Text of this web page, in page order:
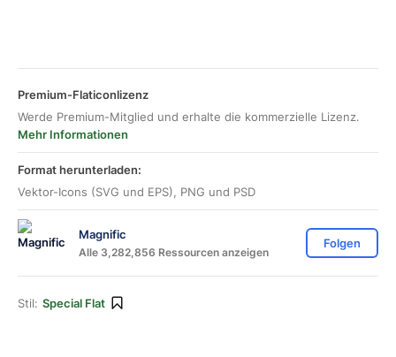
Premium-Flaticonlizenz
Werde Premium-Mitglied und erhalte die kommerzielle Lizenz.
Mehr Informationen
Format herunterladen:
Vektor-Icons (SVG und EPS), PNG und PSD
Magnific
Alle 3,282,856 Ressourcen anzeigen
Folgen
Stil: Special Flat